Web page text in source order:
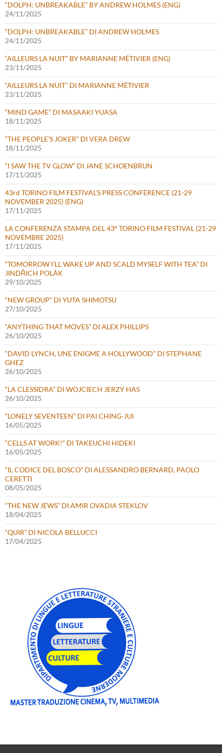
“DOLPH: UNBREAKABLE” BY ANDREW HOLMES (ENG)
24/11/2025
“DOLPH: UNBREAKABLE” DI ANDREW HOLMES
24/11/2025
“AILLEURS LA NUIT” BY MARIANNE MÉTIVIER (ENG)
23/11/2025
“AILLEURS LA NUIT” DI MARIANNE MÉTIVIER
23/11/2025
“MIND GAME” DI MASAAKI YUASA
18/11/2025
“THE PEOPLE’S JOKER” DI VERA DREW
18/11/2025
“I SAW THE TV GLOW” DI JANE SCHOENBRUN
17/11/2025
43rd TORINO FILM FESTIVAL’S PRESS CONFERENCE (21-29
NOVEMBER 2025) (ENG)
17/11/2025
LA CONFERENZA STAMPA DEL 43° TORINO FILM FESTIVAL (21-29
NOVEMBRE 2025)
17/11/2025
“TOMORROW I’LL WAKE UP AND SCALD MYSELF WITH TEA” DI
JINDŘICH POLÁK
29/10/2025
“NEW GROUP” DI YUTA SHIMOTSU
27/10/2025
“ANYTHING THAT MOVES” DI ALEX PHILLIPS
26/10/2025
“DAVID LYNCH, UNE ENIGME A HOLLYWOOD” DI STEPHANE
GHEZ
26/10/2025
“LA CLESSIDRA” DI WOJCIECH JERZY HAS
26/10/2025
“LONELY SEVENTEEN” DI PAI CHING-JUI
16/05/2025
“CELLS AT WORK!” DI TAKEUCHI HIDEKI
16/05/2025
“IL CODICE DEL BOSCO” DI ALESSANDRO BERNARD, PAOLO
CERETTI
08/05/2025
“THE NEW JEWS” DI AMIR OVADIA STEKLOV
18/04/2025
“QUIR” DI NICOLA BELLUCCI
17/04/2025